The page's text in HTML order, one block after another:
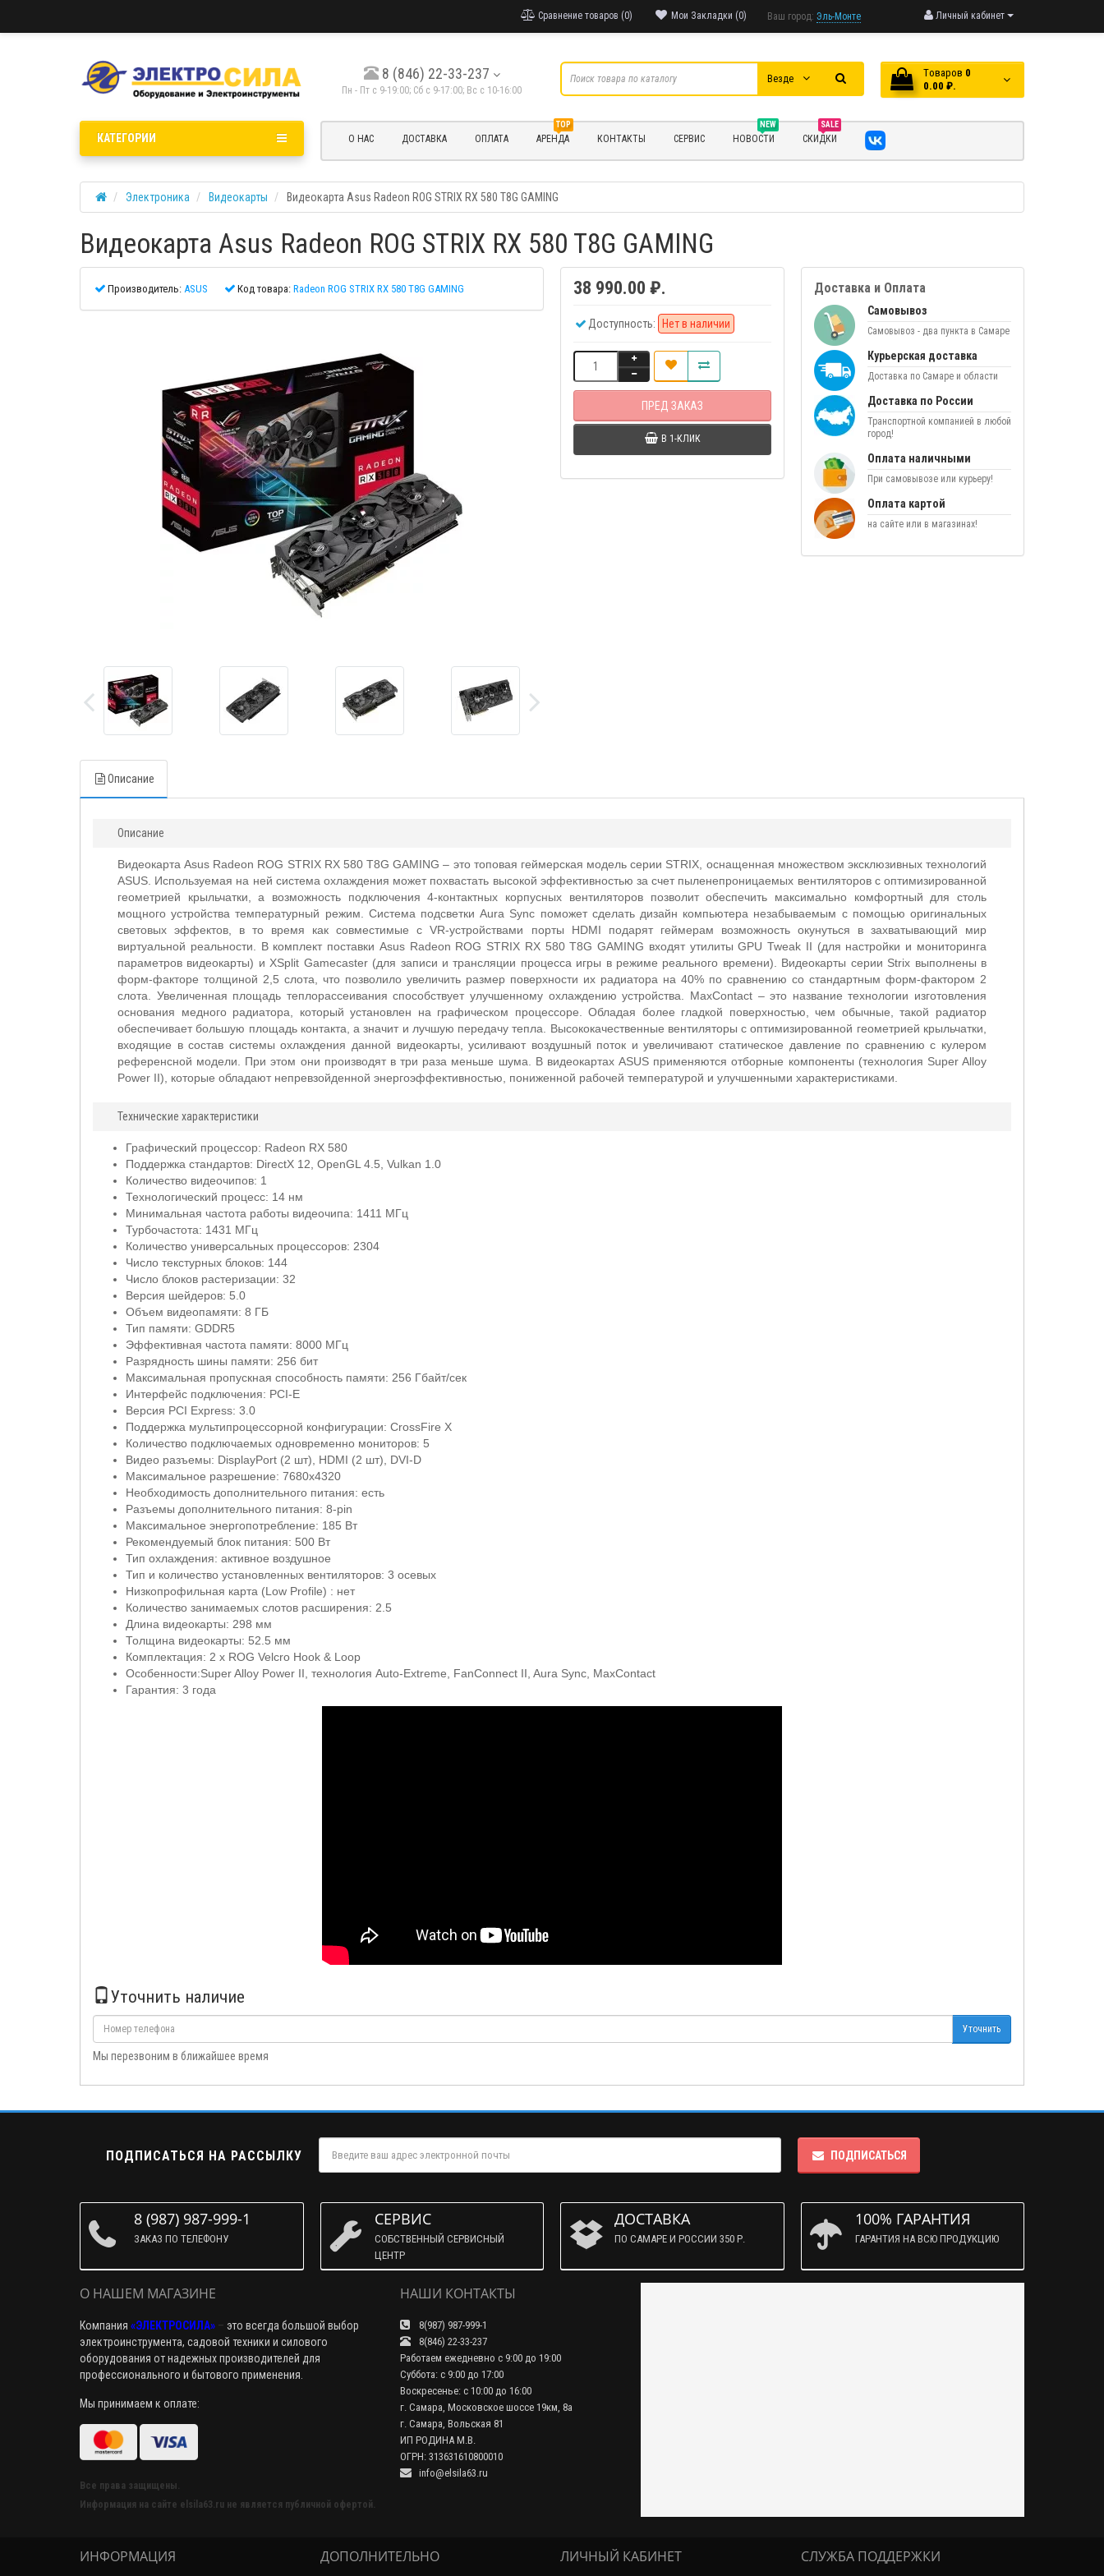
Личный кабинет
Ваш город: Эль-Монте
Мои Закладки (0)
Сравнение товаров (0)
8 (846) 22-33-237
Пн - Пт с 9-19:00; Cб с 9-17:00; Вс с 10-16:00
Везде Tоваров 0
0.00 ₽.
О НАС ДОСТАВКА ОПЛАТА
TOP
АРЕНДА КОНТАКТЫ СЕРВИС
NEW
НОВОСТИ
SALE
СКИДКИ
КАТЕГОРИИ
Электроника Видеокарты Видеокарта Asus Radeon ROG STRIX RX 580 T8G GAMING
Видеокарта Asus Radeon ROG STRIX RX 580 T8G GAMING
Производитель: ASUS Код товара: Radeon ROG STRIX RX 580 T8G GAMING 38 990.00 ₽.
Доступность: Нет в наличии
ПРЕД ЗАКАЗ
В 1-КЛИК
Доставка и Оплата
Самовывоз
Самовывоз - два пункта в Самаре
Курьерская доставка
Доставка по Самаре и области
Доставка по России
Транспортной компанией в любой
город!
Оплата наличными
При самовывозе или курьеру!
Оплата картой
на сайте или в магазинах!
Описание
Описание
Видеокарта Asus Radeon ROG STRIX RX 580 T8G GAMING – это топовая геймерская модель серии STRIX, оснащенная множеством эксклюзивных технологий
ASUS. Используемая на ней система охлаждения может похвастать высокой эффективностью за счет пыленепроницаемых вентиляторов с оптимизированной
геометрией крыльчатки, а возможность подключения 4-контактных корпусных вентиляторов позволит обеспечить максимально комфортный для столь
мощного устройства температурный режим. Система подсветки Aura Sync поможет сделать дизайн компьютера незабываемым с помощью оригинальных
световых эффектов, в то время как совместимые с VR-устройствами порты HDMI подарят геймерам возможность окунуться в захватывающий мир
виртуальной реальности. В комплект поставки Asus Radeon ROG STRIX RX 580 T8G GAMING входят утилиты GPU Tweak II (для настройки и мониторинга
параметров видеокарты) и XSplit Gamecaster (для записи и трансляции процесса игры в режиме реального времени). Видеокарты серии Strix выполнены в
форм-факторе толщиной 2,5 слота, что позволило увеличить размер поверхности их радиатора на 40% по сравнению со стандартным форм-фактором 2
слота. Увеличенная площадь теплорассеивания способствует улучшенному охлаждению устройства. MaxContact – это название технологии изготовления
основания медного радиатора, который установлен на графическом процессоре. Обладая более гладкой поверхностью, чем обычные, такой радиатор
обеспечивает большую площадь контакта, а значит и лучшую передачу тепла. Высококачественные вентиляторы с оптимизированной геометрией крыльчатки,
входящие в состав системы охлаждения данной видеокарты, усиливают воздушный поток и увеличивают статическое давление по сравнению с кулером
референсной модели. При этом они производят в три раза меньше шума. В видеокартах ASUS применяются отборные компоненты (технология Super Alloy
Power II), которые обладают непревзойденной энергоэффективностью, пониженной рабочей температурой и улучшенными характеристиками.
Технические характеристики
Графический процессор: Radeon RX 580
Поддержка стандартов: DirectX 12, OpenGL 4.5, Vulkan 1.0
Количество видеочипов: 1
Технологический процесс: 14 нм
Минимальная частота работы видеочипа: 1411 МГц
Турбочастота: 1431 МГц
Количество универсальных процессоров: 2304
Число текстурных блоков: 144
Число блоков растеризации: 32
Версия шейдеров: 5.0
Объем видеопамяти: 8 ГБ
Тип памяти: GDDR5
Эффективная частота памяти: 8000 МГц
Разрядность шины памяти: 256 бит
Максимальная пропускная способность памяти: 256 Гбайт/сек
Интерфейс подключения: PCI-E
Версия PCI Express: 3.0
Поддержка мультипроцессорной конфигурации: CrossFire X
Количество подключаемых одновременно мониторов: 5
Видео разъемы: DisplayPort (2 шт), HDMI (2 шт), DVI-D
Максимальное разрешение: 7680x4320
Необходимость дополнительного питания: есть
Разъемы дополнительного питания: 8-pin
Максимальное энергопотребление: 185 Вт
Рекомендуемый блок питания: 500 Вт
Тип охлаждения: активное воздушное
Тип и количество установленных вентиляторов: 3 осевых
Низкопрофильная карта (Low Profile) : нет
Количество занимаемых слотов расширения: 2.5
Длина видеокарты: 298 мм
Толщина видеокарты: 52.5 мм
Комплектация: 2 x ROG Velcro Hook & Loop
Особенности:Super Alloy Power II, технология Auto-Extreme, FanConnect II, Aura Sync, MaxContact
Гарантия: 3 года
Уточнить наличие
Уточнить
Мы перезвоним в ближайшее время
ПОДПИСАТЬСЯ НА РАССЫЛКУ ПОДПИСАТЬСЯ
8 (987) 987-999-1
ЗАКАЗ ПО ТЕЛЕФОНУ
СЕРВИС
СОБСТВЕННЫЙ СЕРВИСНЫЙ
ЦЕНТР
ДОСТАВКА
ПО САМАРЕ И РОССИИ 350 Р.
100% ГАРАНТИЯ
ГАРАНТИЯ НА ВСЮ ПРОДУКЦИЮ
О НАШЕМ МАГАЗИНЕ
Компания «ЭЛЕКТРОСИЛА» – это всегда большой выбор
электроинструмента, садовой техники и силового
оборудования от надежных производителей для
профессионального и бытового применения.
Мы принимаем к оплате:
Все права защищены.
Информация на сайте elsila63.ru не является публичной офертой.
НАШИ КОНТАКТЫ
8(987) 987-999-1
8(846) 22-33-237
Работаем ежедневно с 9:00 до 19:00
Суббота: с 9:00 до 17:00
Воскресенье: с 10:00 до 16:00
г. Самара, Московское шоссе 19км, 8а
г. Самара, Вольская 81
ИП РОДИНА М.В.
ОГРН: 313631610800010
info@elsila63.ru
ИНФОРМАЦИЯ ДОПОЛНИТЕЛЬНО ЛИЧНЫЙ КАБИНЕТ СЛУЖБА ПОДДЕРЖКИ